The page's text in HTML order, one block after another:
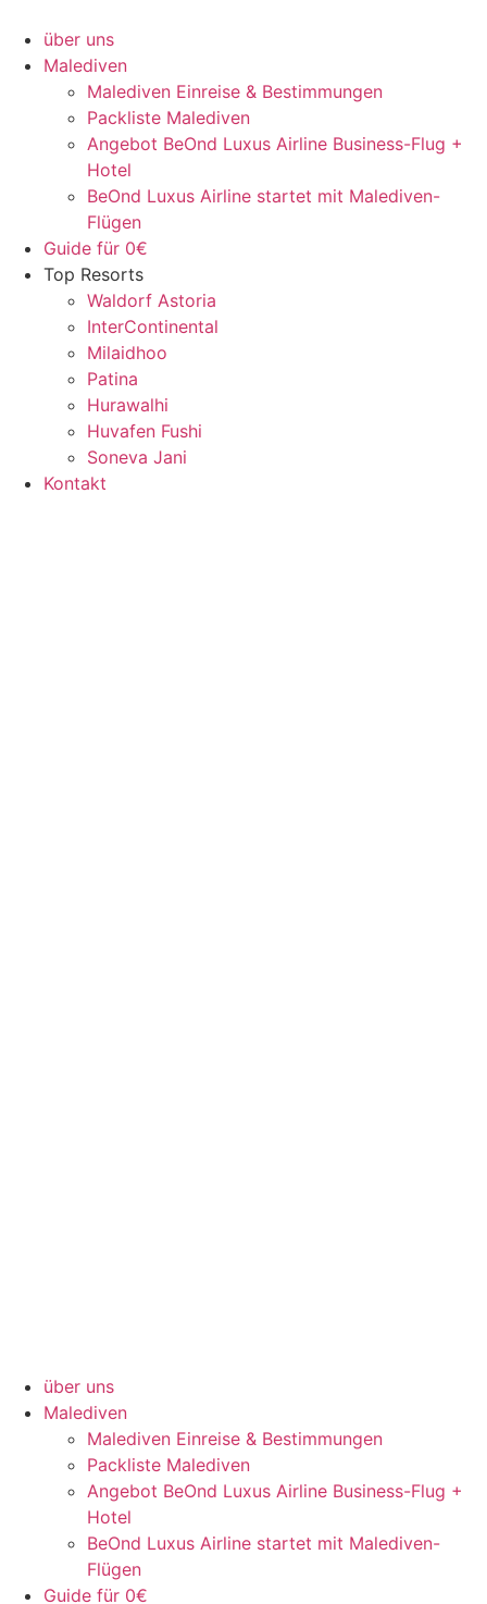
Inhalt
springen
über uns
Malediven
Malediven Einreise & Bestimmungen
Packliste Malediven
Angebot BeOnd Luxus Airline Business-Flug +
Hotel
BeOnd Luxus Airline startet mit Malediven-
Flügen
Guide für 0€
Top Resorts
Waldorf Astoria
InterContinental
Milaidhoo
Patina
Hurawalhi
Huvafen Fushi
Soneva Jani
Kontakt
über uns
Malediven
Malediven Einreise & Bestimmungen
Packliste Malediven
Angebot BeOnd Luxus Airline Business-Flug +
Hotel
BeOnd Luxus Airline startet mit Malediven-
Flügen
Guide für 0€